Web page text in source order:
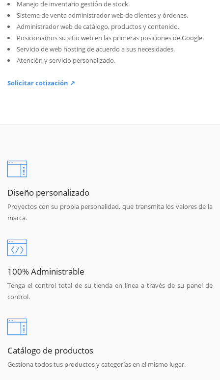
Manejo de inventario gestión de stock.
Sistema de venta administrador web de clientes y órdenes.
Administrador web de catálogo, productos y contenido.
Posicionamos su sitio web en las primeras posiciones de Google.
Servicio de web hosting de acuerdo a sus necesidades.
Atención y servicio personalizado.
Solicitar cotización ↗
Diseño personalizado
Proyectos con su propia personalidad, que transmita los valores de la
marca.
100% Administrable
Tenga el control total de su tienda en línea a través de su panel de
control.
Catálogo de productos
Gestiona todos tus productos y categorías en el mismo lugar.